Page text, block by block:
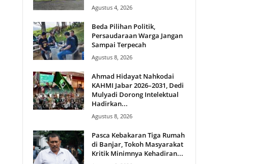
Agustus 4, 2026
Beda Pilihan Politik,
Persaudaraan Warga Jangan
Sampai Terpecah
Agustus 8, 2026
Ahmad Hidayat Nahkodai
KAHMI Jabar 2026–2031, Dedi
Mulyadi Dorong Intelektual
Hadirkan...
Agustus 8, 2026
Pasca Kebakaran Tiga Rumah
di Banjar, Tokoh Masyarakat
Kritik Minimnya Kehadiran...